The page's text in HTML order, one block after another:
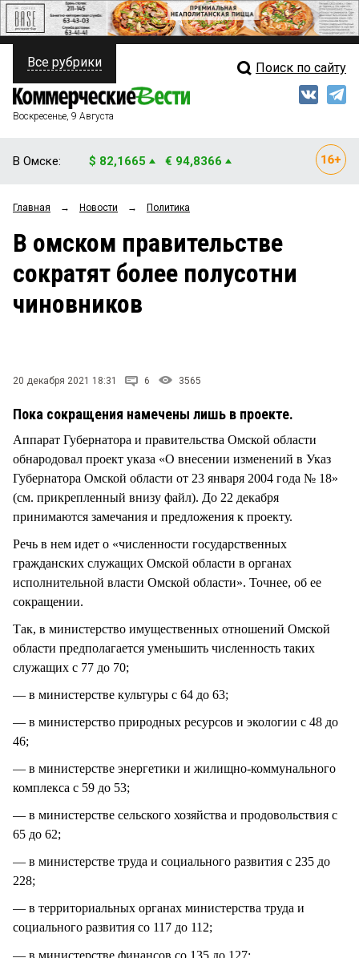
ПОЛИТИКА
ФИНАНСЫ
ОБЩЕСТВО
ЗАКОН
НОВОСТИ КОМПАНИЙ
Свежий выпуск
Рейтинги
Блоги
Все рубрики Поиск по сайту
Воскресенье, 9 Августа
В Омске: $ 82,1665 € 94,8366
Главная → Новости → Политика
В омском правительстве
сократят более полусотни
чиновников
20 декабря 2021 18:31 6 3565
Пока сокращения намечены лишь в проекте.
Аппарат Губернатора и правительства Омской области
обнародовал проект указа «О внесении изменений в Указ
Губернатора Омской области от 23 января 2004 года № 18»
(см. прикрепленный внизу файл). До 22 декабря
принимаются замечания и предложения к проекту.
Речь в нем идет о «численности государственных
гражданских служащих Омской области в органах
исполнительной власти Омской области». Точнее, об ее
сокращении.
Так, в министерство имущественных отношений Омской
области предполагается уменьшить численность таких
служащих с 77 до 70;
— в министерстве культуры с 64 до 63;
— в министерство природных ресурсов и экологии с 48 до
46;
— в министерстве энергетики и жилищно-коммунального
комплекса с 59 до 53;
— в министерстве сельского хозяйства и продовольствия с
65 до 62;
— в министерстве труда и социального развития с 235 до
228;
— в территориальных органах министерства труда и
социального развития со 117 до 112;
— в министерстве финансов со 135 до 127;